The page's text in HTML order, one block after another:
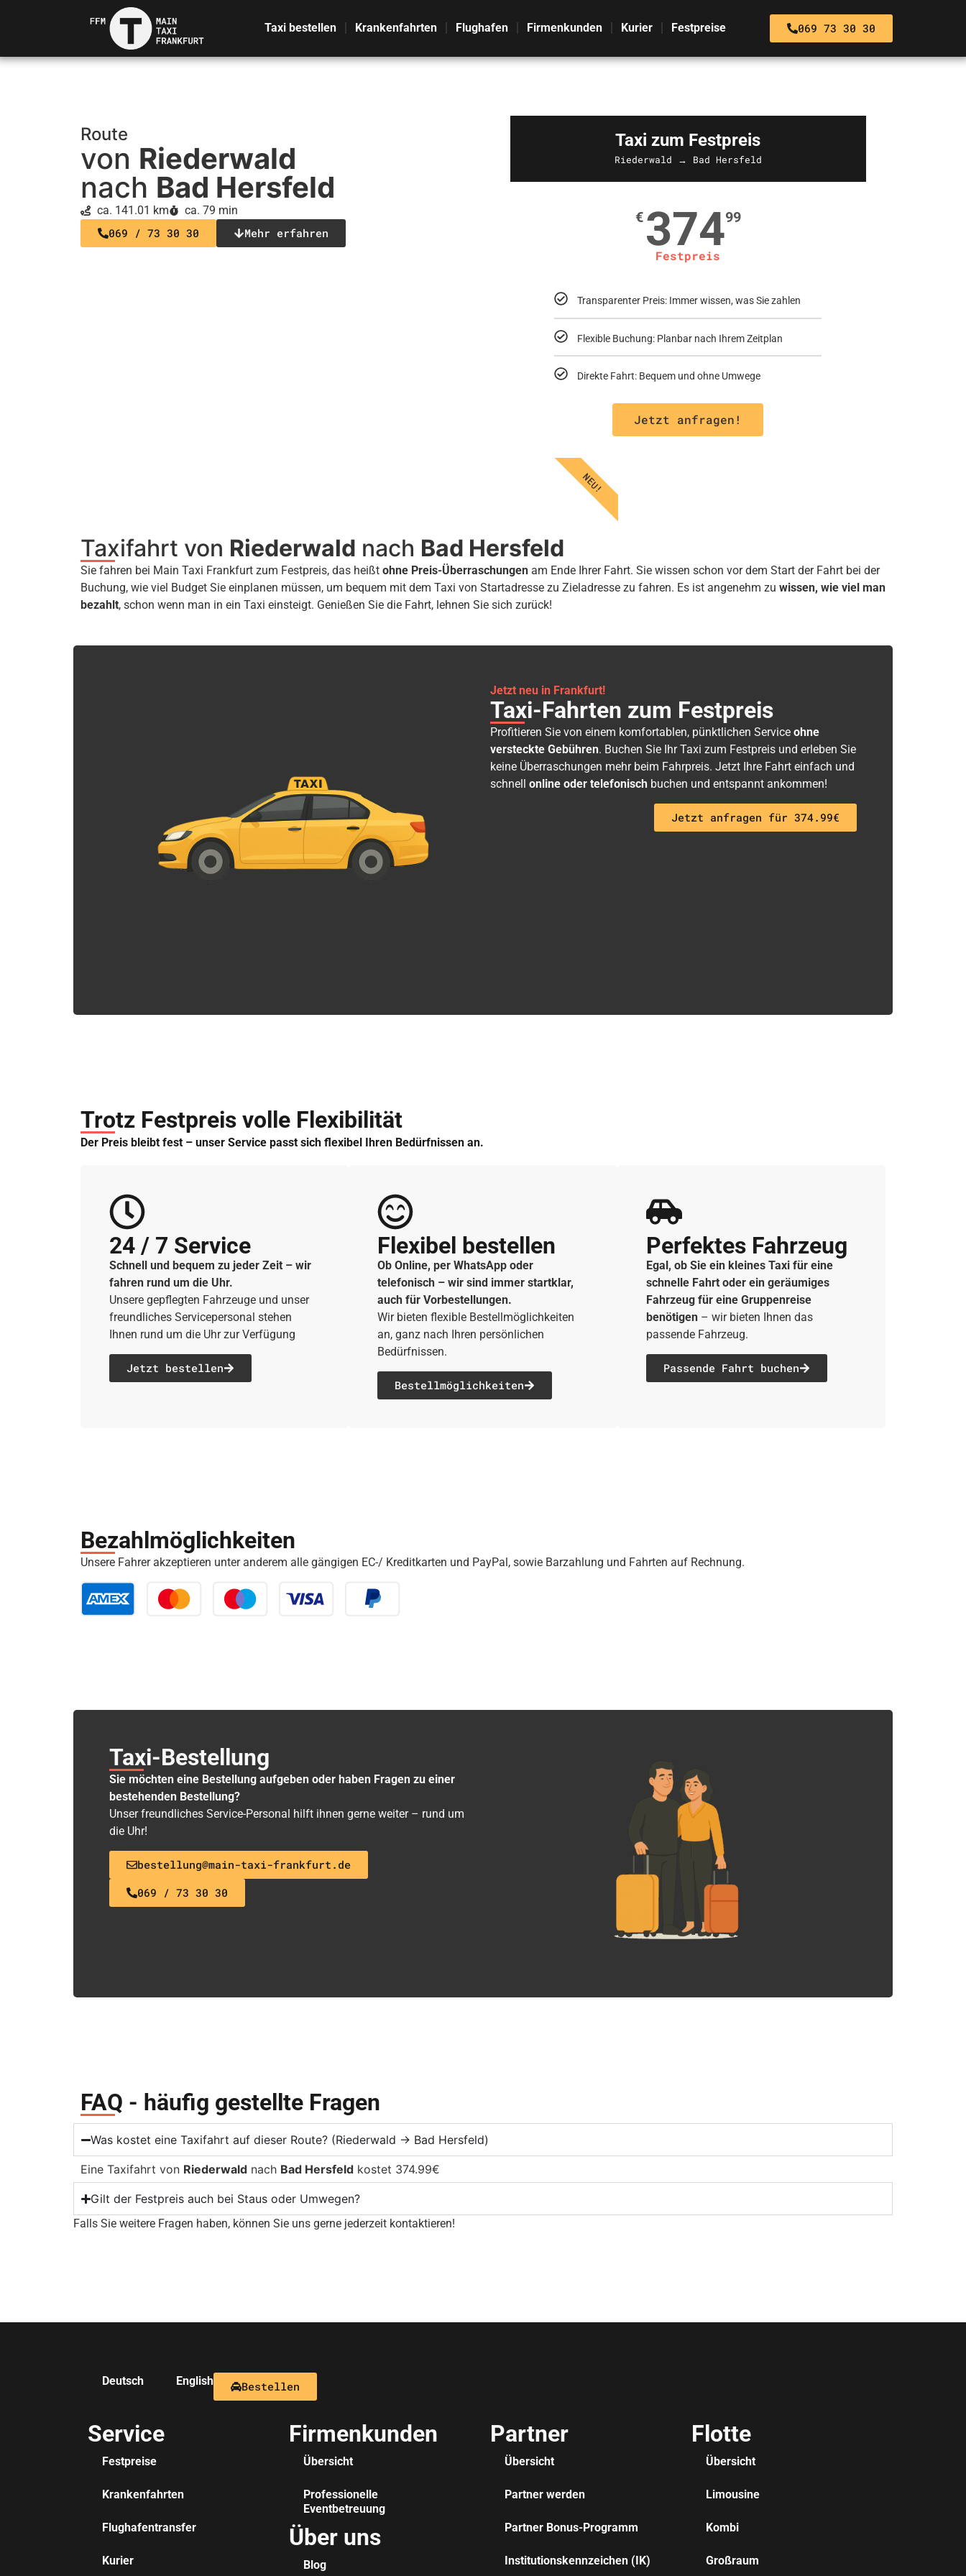
Taxi bestellen Krankenfahrten Flughafen Firmenkunden Kurier Festpreise 069 73 30 30
Route
von Riederwald
nach Bad Hersfeld
ca. 141.01 km ca. 79 min
069 / 73 30 30 Mehr erfahren
Taxi zum Festpreis
Riederwald → Bad Hersfeld
€ 37499
Festpreis
Transparenter Preis: Immer wissen, was Sie zahlen
Flexible Buchung: Planbar nach Ihrem Zeitplan
Direkte Fahrt: Bequem und ohne Umwege
Jetzt anfragen!
NEU!
Taxifahrt von Riederwald nach Bad Hersfeld
Sie fahren bei Main Taxi Frankfurt zum Festpreis, das heißt ohne Preis-Überraschungen am Ende Ihrer Fahrt. Sie wissen schon vor dem Start der Fahrt bei der
Buchung, wie viel Budget Sie einplanen müssen, um bequem mit dem Taxi von Startadresse zu Zieladresse zu fahren. Es ist angenehm zu wissen, wie viel man
bezahlt, schon wenn man in ein Taxi einsteigt. Genießen Sie die Fahrt, lehnen Sie sich zurück!
Jetzt neu in Frankfurt!
Taxi-Fahrten zum Festpreis
Profitieren Sie von einem komfortablen, pünktlichen Service ohne
versteckte Gebühren. Buchen Sie Ihr Taxi zum Festpreis und erleben Sie
keine Überraschungen mehr beim Fahrpreis. Jetzt Ihre Fahrt einfach und
schnell online oder telefonisch buchen und entspannt ankommen!
Jetzt anfragen für 374.99€
Trotz Festpreis volle Flexibilität
Der Preis bleibt fest – unser Service passt sich flexibel Ihren Bedürfnissen an.
24 / 7 Service
Schnell und bequem zu jeder Zeit – wir
fahren rund um die Uhr.
Unsere gepflegten Fahrzeuge und unser
freundliches Servicepersonal stehen
Ihnen rund um die Uhr zur Verfügung
Jetzt bestellen
Flexibel bestellen
Ob Online, per WhatsApp oder
telefonisch – wir sind immer startklar,
auch für Vorbestellungen.
Wir bieten flexible Bestellmöglichkeiten
an, ganz nach Ihren persönlichen
Bedürfnissen.
Bestell­möglichkeiten
Perfektes Fahrzeug
Egal, ob Sie ein kleines Taxi für eine
schnelle Fahrt oder ein geräumiges
Fahrzeug für eine Gruppenreise
benötigen– wir bieten Ihnen das
passende Fahrzeug.
Passende Fahrt buchen
Bezahl­möglich­keiten
Unsere Fahrer akzeptieren unter anderem alle gängigen EC-/ Kreditkarten und PayPal, sowie Barzahlung und Fahrten auf Rechnung.
Taxi-Bestellung
Sie möchten eine Bestellung aufgeben oder haben Fragen zu einer
bestehenden Bestellung?
Unser freundliches Service-Personal hilft ihnen gerne weiter – rund um
die Uhr!
bestellung@main-taxi-frankfurt.de
069 / 73 30 30
FAQ - häufig gestellte Fragen
Was kostet eine Taxifahrt auf dieser Route? (Riederwald → Bad Hersfeld)
Eine Taxifahrt von Riederwald nach Bad Hersfeld kostet 374.99€
Gilt der Festpreis auch bei Staus oder Umwegen?
Falls Sie weitere Fragen haben, können Sie uns gerne jederzeit kontaktieren!
Deutsch English Bestellen
Service
Festpreise
Krankenfahrten
Flughafentransfer
Kurier
Firmenkunden
Übersicht
Professionelle
Eventbetreuung
Über uns
Blog
Partner
Übersicht
Partner werden
Partner Bonus-Programm
Institutionskennzeichen (IK)
Flotte
Übersicht
Limousine
Kombi
Großraum